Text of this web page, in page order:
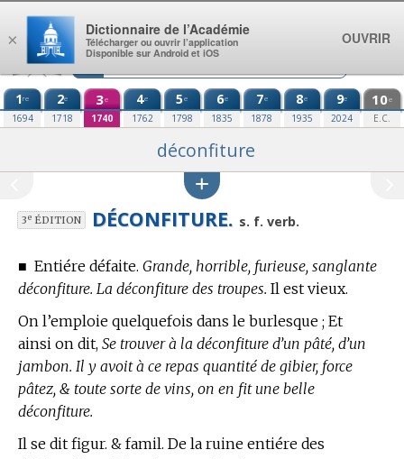
Aller au contenu
1re
1694
2e
1718
3e
1740
4e
1762
5e
1798
6e
1835
7e
1878
8e
1935
9e
2024
10e
E.C.
déconfiture
3eÉDITION DÉCONFITURE. s. f. verb.
■ Entiére défaite. Grande, horrible, furieuse, sanglante
déconfiture. La déconfiture des troupes. Il est vieux.
On l’emploie quelquefois dans le burlesque ; Et
ainsi on dit, Se trouver à la déconfiture d’un pâté, d’un
jambon. Il y avoit à ce repas quantité de gibier, force
pâtez, & toute sorte de vins, on en fit une belle
déconfiture.
Il se dit figur. & famil. De la ruine entiére des
×
Dictionnaire de l’Académie
Télécharger ou ouvrir l’application
Disponible sur Android et iOS
OUVRIR